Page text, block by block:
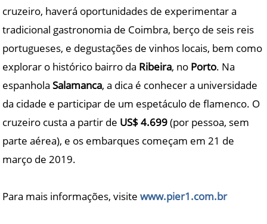
cruzeiro, haverá oportunidades de experimentar a
tradicional gastronomia de Coimbra, berço de seis reis
portugueses, e degustações de vinhos locais, bem como
explorar o histórico bairro da Ribeira, no Porto. Na
espanholaSalamanca, a dica é conhecer a universidade
da cidade e participar de um espetáculo de flamenco. O
cruzeiro custa a partir de US$ 4.699(por pessoa, sem
parte aérea), e os embarques começam em 21 de
março de 2019.
Para mais informações, visitewww.pier1.com.br